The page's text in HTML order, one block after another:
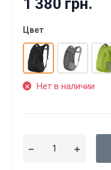
Цвет
Нет в наличии